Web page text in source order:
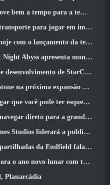
tempo para a temporada do amor
para jogar em impasse
da temporada Overwatch 1: Conquista
Abyss apresenta montagens
Shooter de acordo com relatório do canal coreano
expansão do Cataclismo
que estão participando do PvP Fest do Steam
direto para a grandeza
a publicação ocidental da Aion 2
da Endfield fala sobre os jogadores
três semanas de eventos de super cavalos
Planarcádia